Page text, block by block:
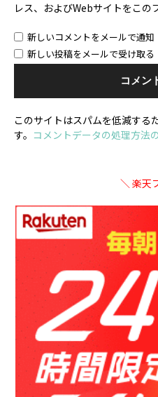
レス、およびWebサイトをこの
新しいコメントをメールで通知
新しい投稿をメールで受け取る
このサイトはスパムを低減する
す。 コメントデータの処理方法
＼ 楽天